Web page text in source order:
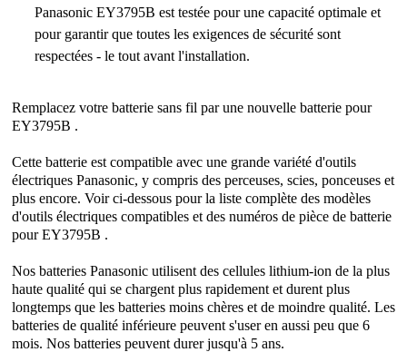
Panasonic EY3795B est testée pour une capacité optimale et
pour garantir que toutes les exigences de sécurité sont
respectées - le tout avant l'installation.
Remplacez votre batterie sans fil par une nouvelle batterie pour
EY3795B .
Cette batterie est compatible avec une grande variété d'outils
électriques Panasonic, y compris des perceuses, scies, ponceuses et
plus encore. Voir ci-dessous pour la liste complète des modèles
d'outils électriques compatibles et des numéros de pièce de batterie
pour EY3795B .
Nos batteries Panasonic utilisent des cellules lithium-ion de la plus
haute qualité qui se chargent plus rapidement et durent plus
longtemps que les batteries moins chères et de moindre qualité. Les
batteries de qualité inférieure peuvent s'user en aussi peu que 6
mois. Nos batteries peuvent durer jusqu'à 5 ans.